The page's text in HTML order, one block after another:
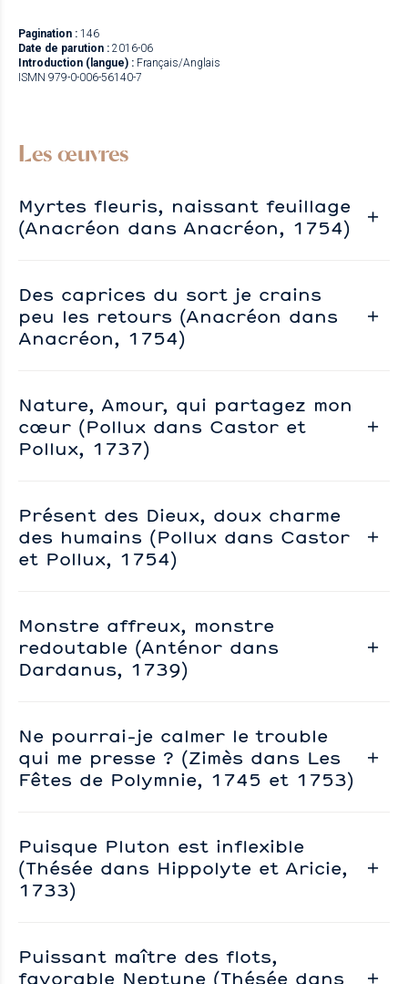
Pagination : 146
Date de parution : 2016-06
Introduction (langue) : Français/Anglais
ISMN 979-0-006-56140-7
Les œuvres
Myrtes fleuris, naissant feuillage
(Anacréon dans Anacréon, 1754)
Des caprices du sort je crains
peu les retours (Anacréon dans
Anacréon, 1754)
Nature, Amour, qui partagez mon
cœur (Pollux dans Castor et
Pollux, 1737)
Présent des Dieux, doux charme
des humains (Pollux dans Castor
et Pollux, 1754)
Monstre affreux, monstre
redoutable (Anténor dans
Dardanus, 1739)
Ne pourrai-je calmer le trouble
qui me presse ? (Zimès dans Les
Fêtes de Polymnie, 1745 et 1753)
Puisque Pluton est inflexible
(Thésée dans Hippolyte et Aricie,
1733)
Puissant maître des flots,
favorable Neptune (Thésée dans